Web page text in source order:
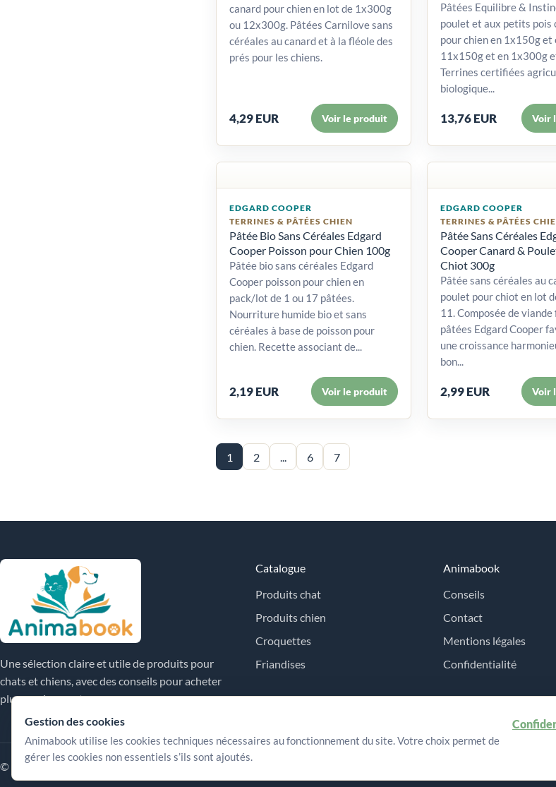
canard pour chien en lot de 1x300g
ou 12x300g. Pâtées Carnilove sans
céréales au canard et à la fléole des
prés pour les chiens.
4,29 EUR Voir le produit
Pâtées Equilibre &
poulet et aux petits pois
pour chien en 1x150g et
11x150g et en 1x300g
Terrines certifiées
biologique...
13,76 EUR Voir
EDGARD COOPER
TERRINES & PÂTÉES CHIEN
Pâtée Bio Sans Céréales Edgard
Cooper Poisson pour Chien 100g
Pâtée bio sans céréales Edgard
Cooper poisson pour chien en
pack/lot de 1 ou 17 pâtées.
Nourriture humide bio et sans
céréales à base de poisson pour
chien. Recette associant de...
2,19 EUR Voir le produit
EDGARD COOPER
TERRINES & PÂTÉES
Pâtée Sans Céréales
Cooper Canard &
Chiot 300g
Pâtée sans céréales au
poulet pour chiot en lot
11. Composée de viande
pâtées Edgard Cooper
une croissance
bon...
2,99 EUR Voir
1 2 6 7
Une sélection claire et utile de produits pour
chats et chiens, avec des conseils pour acheter
plus sereinement.
Catalogue
Produits chat
Produits chien
Croquettes
Friandises
Animabook
Conseils
Contact
Mentions légales
Confidentialité
© 2026 Animabook
Gestion des cookies
Animabook utilise les cookies techniques nécessaires au fonctionnement du site. Votre choix permet de
gérer les cookies non essentiels s’ils sont ajoutés.